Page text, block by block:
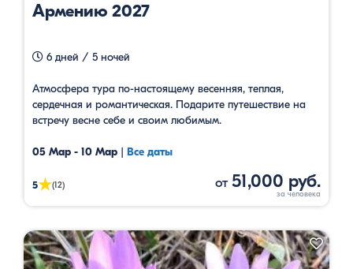
Армению 2027
6 дней / 5 ночей
Атмосфера тура по-настоящему весенняя, теплая,
сердечная и романтическая. Подарите путешествие на
встречу весне себе и своим любимым.
05 Мар - 10 Мар | Все даты
5★(12) от 51,000 руб.